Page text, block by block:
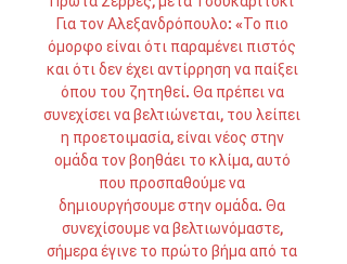
Για τον Αλεξανδρόπουλο: «Το πιο
όμορφο είναι ότι παραμένει πιστός
και ότι δεν έχει αντίρρηση να παίξει
όπου του ζητηθεί. Θα πρέπει να
συνεχίσει να βελτιώνεται, του λείπει
η προετοιμασία, είναι νέος στην
ομάδα τον βοηθάει το κλίμα, αυτό
που προσπαθούμε να
δημιουργήσουμε στην ομάδα. Θα
συνεχίσουμε να βελτιωνόμαστε,
σήμερα έγινε το πρώτο βήμα από τα